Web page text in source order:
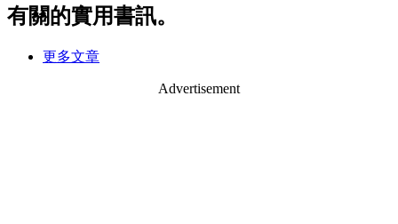
有關的實用書訊。
更多文章
Advertisement